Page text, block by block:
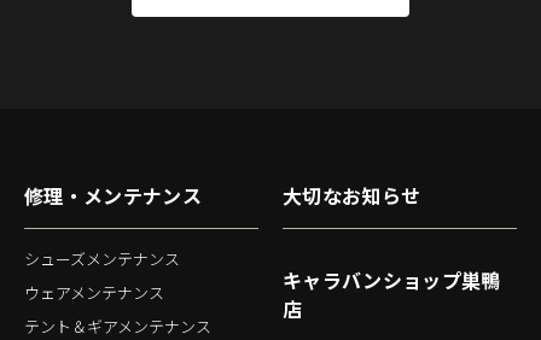
修理・メンテナンス
シューズメンテナンス
ウェアメンテナンス
テント＆ギアメンテナンス
大切なお知らせ
キャラバンショップ巣鴨
店